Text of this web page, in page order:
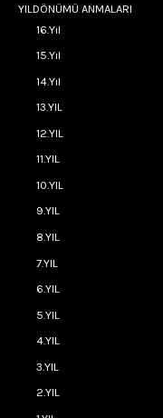
YILDÖNÜMÜ ANMALARI
16.Yıl
15.Yıl
14.Yıl
13.YIL
12.YIL
11.YIL
10.YIL
9.YIL
8.YIL
7.YIL
6.YIL
5.YIL
4.YIL
3.YIL
2.YIL